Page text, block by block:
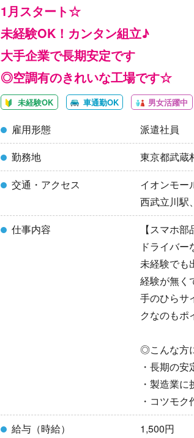
1月スタート☆
未経験OK！カンタン組立♪
大手企業で長期安定です
◎空調有のきれいな工場です☆
未経験OK 車通勤OK 男女活躍中
雇用形態
派遣社員
勤務地
東京都武蔵
交通・アクセス
イオンモー
西武立川駅
仕事内容
【スマホ部
ドライバ
未経験でも
経験が無く
手のひらサ
クなのもポ
◎こんな方
・長期の
・製造業
・コツモ
給与（時給）
1,500円